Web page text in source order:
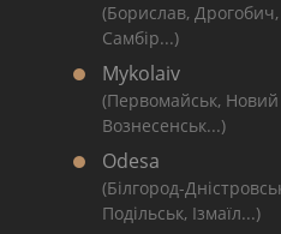
(Борислав,
Самбір...)
Mykolaiv
(Первомайськ,
Вознесенськ...)
Odesa
(Білгород-
Подільськ, Ізмаїл...)